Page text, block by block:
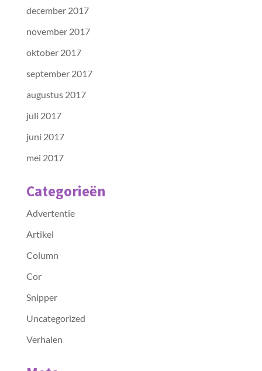
december 2017
november 2017
oktober 2017
september 2017
augustus 2017
juli 2017
juni 2017
mei 2017
Categorieën
Advertentie
Artikel
Column
Cor
Snipper
Uncategorized
Verhalen